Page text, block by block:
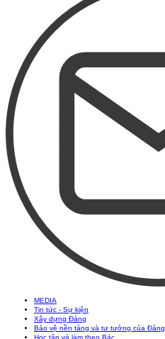
MEDIA
Tin tức - Sự kiện
Xây dựng Đảng
Bảo vệ nền tảng và tư tưởng của Đảng
Học tập và làm theo Bác